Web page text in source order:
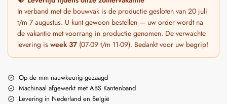
In verband met de bouwvak is de productie gesloten van 20 juli
t/m 7 augustus. U kunt gewoon bestellen — uw order wordt na
de vakantie met voorrang in productie genomen. De verwachte
levering is week 37 (07-09 t/m 11-09). Bedankt voor uw begrip!
Op de mm nauwkeurig gezaagd
Machinaal afgewerkt met ABS Kantenband
Levering in Nederland en België